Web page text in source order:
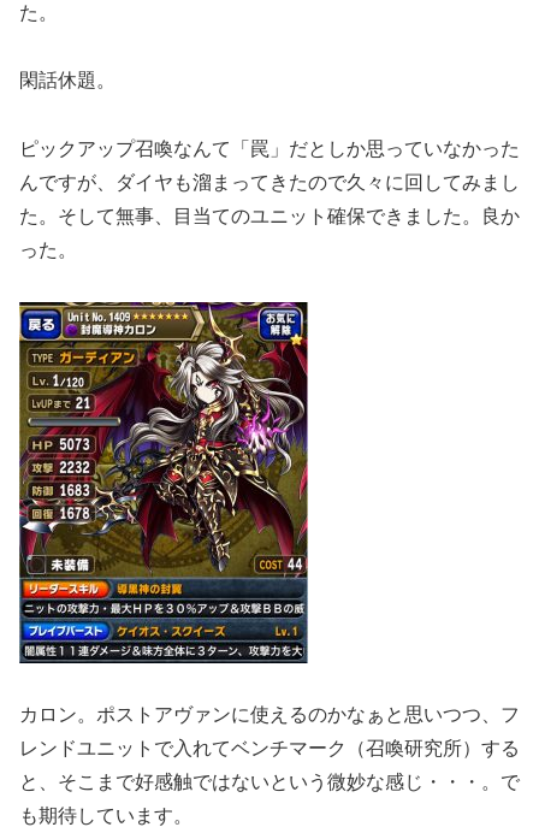
た。
閑話休題。
ピックアップ召喚なんて「罠」だとしか思っていなかった
んですが、ダイヤも溜まってきたので久々に回してみまし
た。そして無事、目当てのユニット確保できました。良か
った。
カロン。ポストアヴァンに使えるのかなぁと思いつつ、フ
レンドユニットで入れてベンチマーク（召喚研究所）する
と、そこまで好感触ではないという微妙な感じ・・・。で
も期待しています。